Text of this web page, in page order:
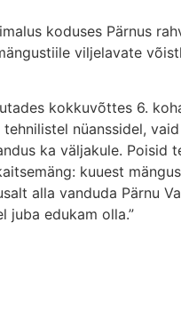
koduses Pärnus
viljelavate
kokkuvõttes 6.
nüanssidel,
ka väljakule. Poisid
kuuest
alla vanduda Pärnu
juba edukam olla.”